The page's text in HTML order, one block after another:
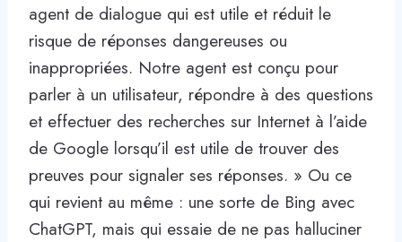
agent de dialogue qui est utile et réduit le
risque de réponses dangereuses ou
inappropriées. Notre agent est conçu pour
parler à un utilisateur, répondre à des questions
et effectuer des recherches sur Internet à l’aide
de Google lorsqu’il est utile de trouver des
preuves pour signaler ses réponses. » Ou ce
qui revient au même : une sorte de Bing avec
ChatGPT, mais qui essaie de ne pas halluciner